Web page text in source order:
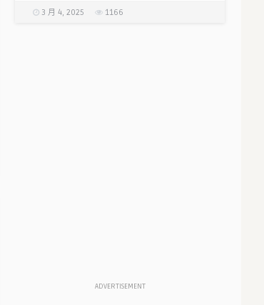
3 月 4, 2025 1166
ADVERTISEMENT